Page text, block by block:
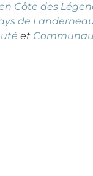
Côte des
de
et